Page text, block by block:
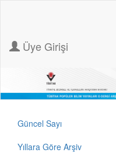
Üye Girişi
Güncel Sayı
Yıllara Göre Arşiv